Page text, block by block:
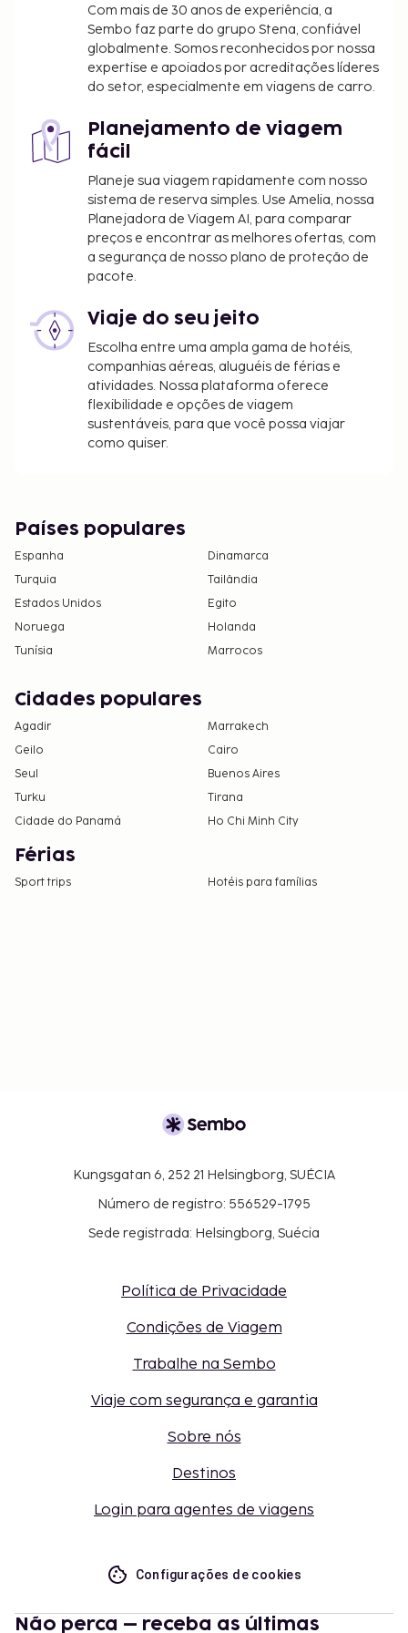
transações em numerário neste alojamento
não poderão exceder 1000 EUR. Para mais
informações, contacte o alojamento através
dos dados que constam na confirmação de
A piscina sazonal estará aberta de 01 de maio a
01 de outubro.
Com mais de 30 anos de experiência, a
Sembo faz parte do grupo Stena, confiável
globalmente. Somos reconhecidos por nossa
expertise e apoiados por acreditações líderes
do setor, especialmente em viagens de carro.
Planejamento de viagem
fácil
Planeje sua viagem rapidamente com nosso
sistema de reserva simples. Use Amelia, nossa
Planejadora de Viagem AI, para comparar
preços e encontrar as melhores ofertas, com
a segurança de nosso plano de proteção de
pacote.
Viaje do seu jeito
Escolha entre uma ampla gama de hotéis,
companhias aéreas, aluguéis de férias e
atividades. Nossa plataforma oferece
flexibilidade e opções de viagem
sustentáveis, para que você possa viajar
como quiser.
Países populares
Espanha
Dinamarca
Turquia
Tailândia
Estados Unidos
Egito
Noruega
Holanda
Tunísia
Marrocos
Cidades populares
Agadir
Marrakech
Geilo
Cairo
Seul
Buenos Aires
Turku
Tirana
Cidade do Panamá
Ho Chi Minh City
Férias
Sport trips Hotéis para famílias
Kungsgatan 6, 252 21 Helsingborg, SUÉCIA
Número de registro: 556529-1795
Sede registrada: Helsingborg, Suécia
Política de Privacidade
Condições de Viagem
Trabalhe na Sembo
Viaje com segurança e garantia
Sobre nós
Destinos
Login para agentes de viagens
Configurações de cookies
Não perca – receba as últimas